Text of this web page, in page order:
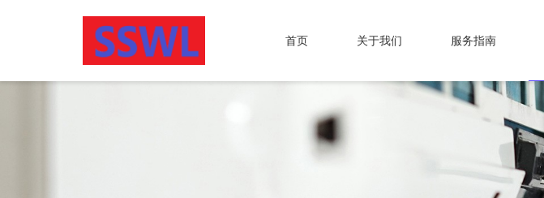
首页 关于我们 服务指南